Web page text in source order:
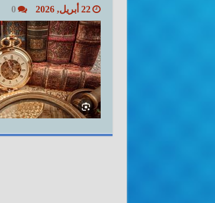
22 أبريل, 2026 0